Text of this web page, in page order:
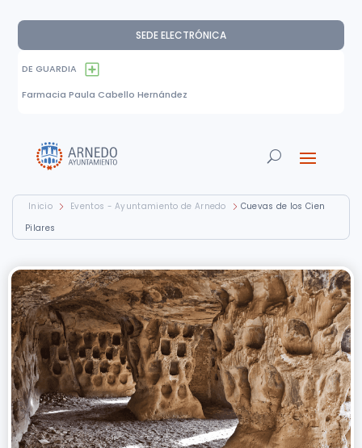
SEDE ELECTRÓNICA
DE GUARDIA
Farmacia Paula Cabello Hernández
Inicio Eventos - Ayuntamiento de Arnedo
Cuevas de los Cien
Pilares